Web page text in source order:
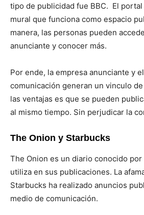
tipo de publicidad fue BBC. El
mural que funciona como espacio
manera, las personas pueden
anunciante y conocer más.
Por ende, la empresa anunciante y
comunicación generan un vinculo
las ventajas es que se pueden
al mismo tiempo. Sin perjudicar la
The Onion y Starbucks
The Onion es un diario conocido
utiliza en sus publicaciones. La
Starbucks ha realizado anuncios
medio de comunicación.